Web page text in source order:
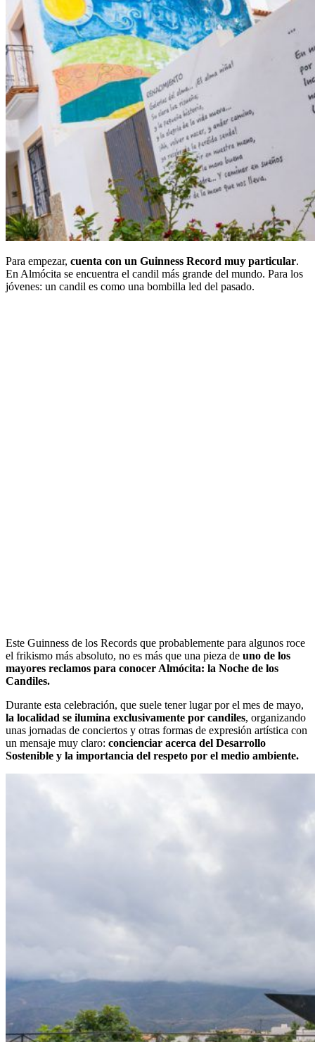
Para empezar, cuenta con un Guinness Record muy particular.
En Almócita se encuentra el candil más grande del mundo. Para los
jóvenes: un candil es como una bombilla led del pasado.
Este Guinness de los Records que probablemente para algunos roce
el frikismo más absoluto, no es más que una pieza de uno de los
mayores reclamos para conocer Almócita: la Noche de los
Candiles.
Durante esta celebración, que suele tener lugar por el mes de mayo,
la localidad se ilumina exclusivamente por candiles, organizando
unas jornadas de conciertos y otras formas de expresión artística con
un mensaje muy claro: concienciar acerca del Desarrollo
Sostenible y la importancia del respeto por el medio ambiente.